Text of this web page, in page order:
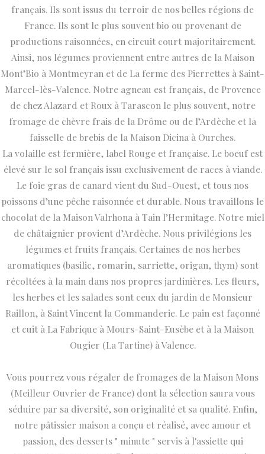
français. Ils sont issus du terroir de nos belles régions de
France. Ils sont le plus souvent bio ou provenant de
productions raisonnées, en circuit court majoritairement.
Ainsi, nos légumes proviennent entre autres de la Maison
Mont’Bio à Montmeyran et de La ferme des Pierrettes à Saint-
Marcel-lès-Valence. Notre agneau est français, de Provence
de chez Alazard et Roux à Tarascon le plus souvent, notre
fromage de chèvre frais de la Drôme ou de l’Ardèche et la
faisselle de brebis de la Maison Dicina à Ourches.
La volaille est fermière, label Rouge et française. Le boeuf est
élevé sur le sol français issu exclusivement de races à viande.
Le foie gras de canard vient du Sud-Ouest, et tous nos
poissons d’une pêche raisonnée et durable. Nous travaillons le
chocolat de la Maison Valrhona à Tain l’Hermitage. Notre miel
de châtaignier provient d’Ardèche. Nous privilégions les
légumes et fruits français. Certaines de nos herbes
aromatiques (basilic, romarin, sarriette, origan, thym) sont
récoltées à la main dans nos propres jardinières. Les fleurs,
les herbes et les salades sont ceux du jardin de Monsieur
Raillon, à Saint Vincent la Commanderie. Le pain est façonné
et cuit à La Fabrique à Mours-Saint-Eusèbe et à la Maison
Ougier (La Tartine) à Valence.
Vous pourrez vous régaler de fromages de la Maison Mons
(Meilleur Ouvrier de France) dont la sélection saura vous
séduire par sa diversité, son originalité et sa qualité. Enfin,
notre pâtissier maison a conçu et réalisé, avec amour et
passion, des desserts " minute " servis à l'assiette qui